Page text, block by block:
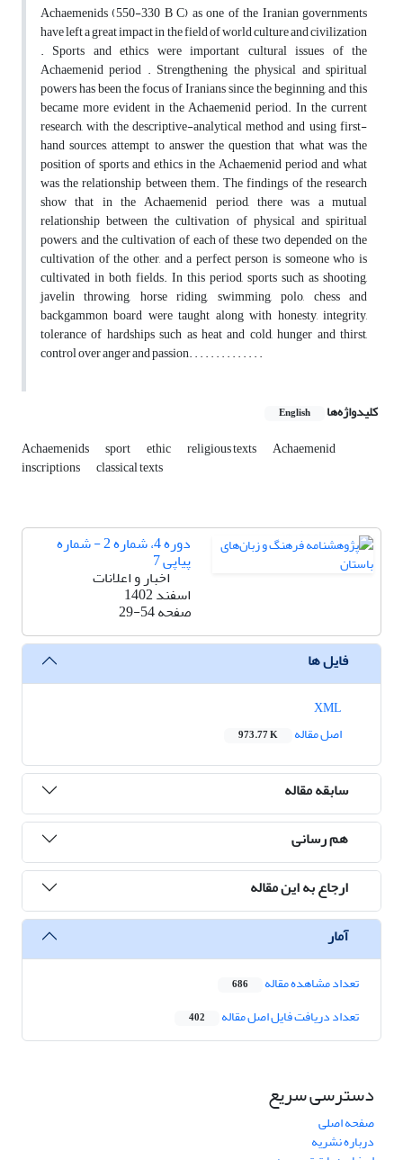
Achaemenids (550-330 B C) as one of the Iranian governments
have left a great impact in the field of world culture and civilization
. Sports and ethics were important cultural issues of the
Achaemenid period . Strengthening the physical and spiritual
powers has been the focus of Iranians since the beginning, and this
became more evident in the Achaemenid period. In the current
research, with the descriptive-analytical method and using first-
hand sources, attempt to answer the question that what was the
position of sports and ethics in the Achaemenid period and what
was the relationship between them. The findings of the research
show that in the Achaemenid period, there was a mutual
relationship between the cultivation of physical and spiritual
powers, and the cultivation of each of these two depended on the
cultivation of the other, and a perfect person is someone who is
cultivated in both fields. In this period, sports such as shooting,
javelin throwing, horse riding, swimming, polo, chess and
backgammon board were taught along with honesty, integrity,
tolerance of hardships such as heat and cold, hunger and thirst,
control over anger and passion. . . . . . . . . . . . . .
کلیدواژه‌ها English
Achaemenids sport ethic religious texts Achaemenid
inscriptions classical texts
دوره 4، شماره 2 - شماره
پیاپی 7
اخبار و اعلانات
اسفند 1402
صفحه29-54
فایل ها
اصل مقاله
973.77 K
سابقه مقاله
هم رسانی
ارجاع به این مقاله
آمار
تعداد مشاهده مقاله 686
تعداد دریافت فایل اصل مقاله 402
دسترسی سریع
صفحه اصلی
درباره نشریه